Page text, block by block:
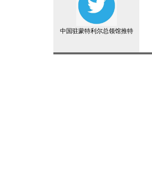
中国驻蒙特利尔总领馆推特